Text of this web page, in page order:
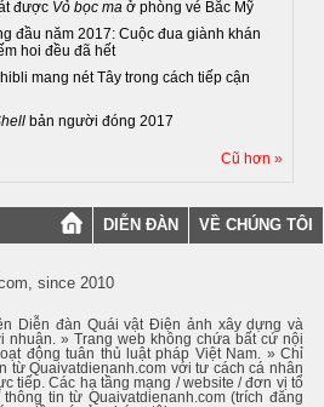
được Vỏ bọc ma ở phòng vé Bắc Mỹ
đầu năm 2017: Cuộc đua giành khán
hoi đều đã hết
mang nét Tây trong cách tiếp cận
bản người đóng 2017
Cũ hơn »
DIỄN ĐÀN VỀ CHÚNG TÔI
since 2010
Diễn đàn Quái vật Điện ảnh xây dựng và
nhuận. » Trang web không chứa bất cứ nội
động tuân thủ luật pháp Việt Nam. » Chỉ
từ Quaivatdienanh.com với tư cách cá nhân
tiếp. Các hạ tầng mạng / website / đơn vị tổ
tin từ Quaivatdienanh.com (trích đăng